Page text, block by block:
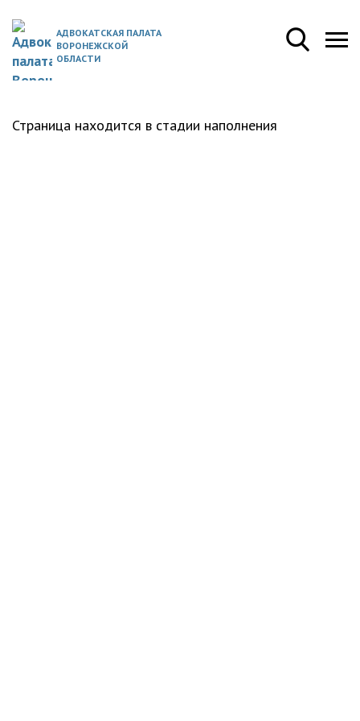
АДВОКАТСКАЯ ПАЛАТА
ВОРОНЕЖСКОЙ
ОБЛАСТИ
Страница находится в стадии наполнения